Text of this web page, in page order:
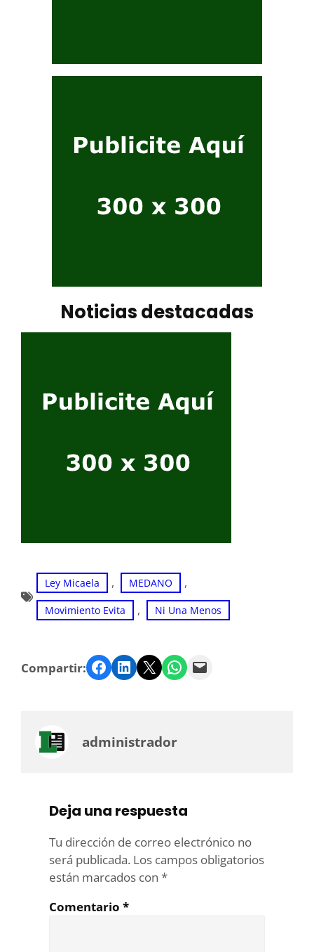
Noticias destacadas
Ley Micaela , MEDANO ,
Movimiento Evita , Ni Una Menos
Compartir: Facebook LinkedIn Twitter WhatsApp Email
administrador
Deja una respuesta
Tu dirección de correo electrónico no
será publicada. Los campos obligatorios
están marcados con *
Comentario *